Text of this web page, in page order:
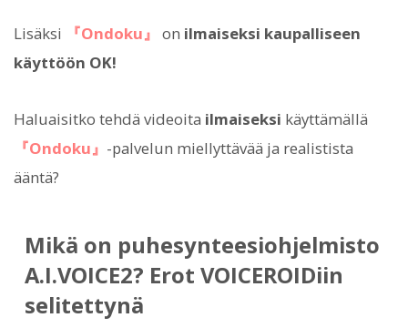
Lisäksi 『Ondoku』 on ilmaiseksi kaupalliseen
käyttöön OK!
Haluaisitko tehdä videoita ilmaiseksi käyttämällä
『Ondoku』 -palvelun miellyttävää ja realistista
ääntä?
Mikä on puhesynteesiohjelmisto
A.I.VOICE2? Erot VOICEROIDiin
selitettynä